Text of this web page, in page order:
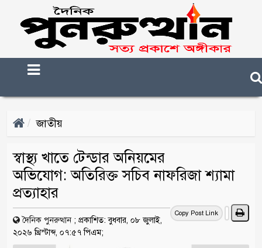
জাতীয়
স্বাস্থ্য খাতে টেন্ডার অনিয়মের
অভিযোগ: অতিরিক্ত সচিব নাফরিজা শ্যামা
প্রত্যাহার
Copy Post Link
দৈনিক পুনরুত্থান ; প্রকাশিত: বুধবার, ০৮ জুলাই,
২০২৬ খ্রিস্টাব্দ, ০৭:৫৭ পিএম;